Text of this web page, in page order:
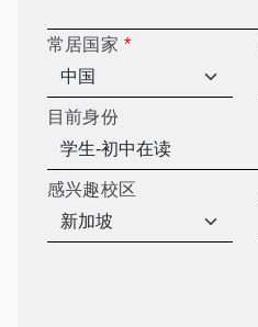
常居国家 *
目前身份
感兴趣校区